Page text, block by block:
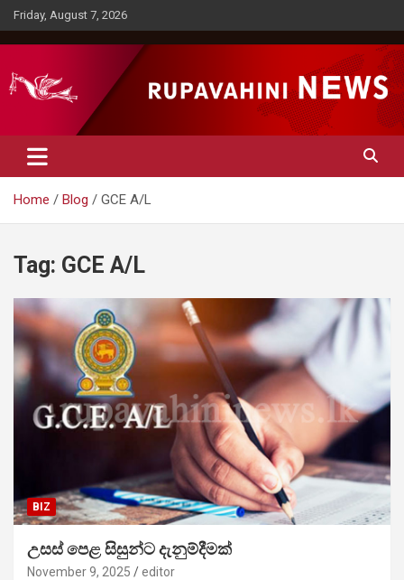
Skip
to
content
Friday, August 7, 2026
Rupavahini News
Home Blog GCE A/L
Tag: GCE A/L
BIZ
උසස් පෙළ සිසුන්ට දැනුම්දීමක්
November 9, 2025 editor